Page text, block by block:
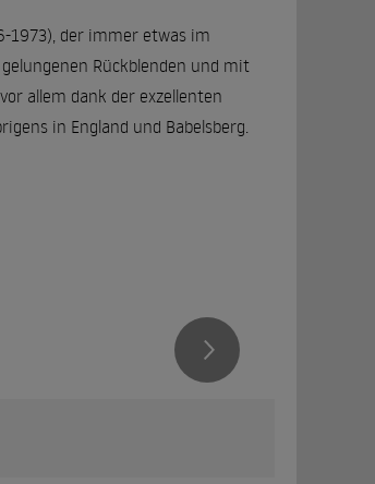
1973), der immer etwas im
Rückblenden und mit
allem dank der exzellenten
in England und Babelsberg.